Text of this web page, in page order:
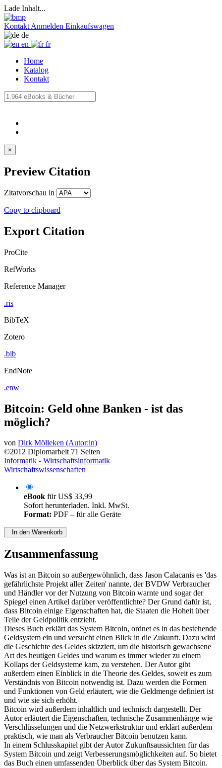
Lade Inhalt...
Kontakt Anmelden Einkaufswagen
de
en
fr
Home
Katalog
Kontakt
×
Preview Citation
Zitatvorschau in
Copy to clipboard
Export Citation
ProCite
RefWorks
Reference Manager
.ris
BibTeX
Zotero
.bib
EndNote
.enw
Bitcoin: Geld ohne Banken - ist das
möglich?
von Dirk Mölleken (Autor:in)
©2012 Diplomarbeit 71 Seiten
Informatik - Wirtschaftsinformatik
Wirtschaftswissenschaften
eBook fürUS$ 33,99
Sofort herunterladen. Inkl. MwSt.
Format: PDF – für alle Geräte
In den Warenkorb
Zusammenfassung
Was ist an Bitcoin so außergewöhnlich, dass Jason Calacanis es 'das
gefährlichste Projekt aller Zeiten' nannte, der BVDW Verbraucher
und Händler vor der Nutzung von Bitcoin warnte und sogar der
Spiegel einen Artikel darüber veröffentlichte? Der Grund dafür ist,
dass Bitcoin einige Eigenschaften hat, die Staaten die Hoheit über
Teile der Geldpolitik entzieht.
Dieses Buch erklärt das System Bitcoin, ordnet es in das bestehende
Geldsystem ein und versucht einen Blick in die Zukunft. Dazu wird
die Geschichte des Geldes skizziert, um die historisch gewachsene
Art des heutigen Geldes und warum es immer wieder zu einem
Kollaps der Geldsysteme kam, zu verstehen. Der Autor gibt
außerdem einen Einblick in die Theorie des Geldes, soweit es zum
Verständnis von Bitcoin notwendig ist. Dazu werden die Formen
und Funktionen von Geld erläutert, wie die Geldmenge definiert ist
und wie sie sich erhöht.
Bitcoin wird außerdem inhaltlich und technisch dargestellt. Der
Autor erläutert die Eigenschaften, technische Zusammenhänge wie
Verschlüsselungen und die Netzwerkstruktur und erklärt außerdem
praktisch, wie man als Verbraucher Bitcoin benutzen kann.
In einem Schlusskapitel gibt der Autor Zukunftsaussichten für das
System Bitcoin und zeigt Verbesserungsmöglichkeiten auf. So bietet
das Buch einen umfassenden Überblick über das System Bitcoin.